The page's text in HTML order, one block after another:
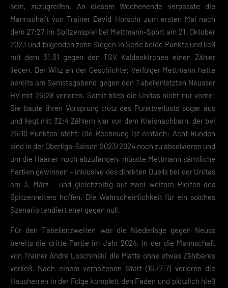
sein, zuzugreifen. An diesem Wochenende verpasste die
Mannschaft von Trainer David Horscht zum ersten Mal nach
dem 27:27 im Spitzenspiel bei Mettmann-Sport am 21. Oktober
2023 und folgenden zehn Siegen in Serie beide Punkte und ließ
mit dem 31:31 gegen den TSV Kaldenkirchen einen Zähler
liegen. Der Witz an der Geschichte: Verfolger Mettmann hatte
bereits am Samstagabend gegen den Tabellenletzten Neusser
HV mit 26:28 verloren. Somit blieb die Unitas nicht nur vorne:
Sie baute ihren Vorsprung trotz des Punktverlusts sogar aus
und liegt mit 32:4 Zählern klar vor dem Kreisnachbarn, der bei
26:10 Punkten steht. Die Rechnung ist einfach: Acht Runden
sind in der Oberliga-Saison 2023/2024 noch zu absolvieren und
um die Haaner noch abzufangen, müsste Mettmann sämtliche
Partien gewinnen – inklusive des direkten Duells bei der Unitas
am 3. März – und gleichzeitig auf zwei weitere Pleiten des
Spitzenreiters hoffen. Die Wahrscheinlichkeit für ein solches
Szenario tendiert eher gegen null.
Für den Tabellenzweiten war die Niederlage gegen Neuss
bereits die dritte Partie im Jahr 2024, in der die Mannschaft
von Trainer Andre Loschinski die Platte ohne etwas Zählbares
verließ. Nach einem verhaltenen Start (16./7:7) verloren die
Hausherren in der Folge komplett den Faden und plötzlich hieß